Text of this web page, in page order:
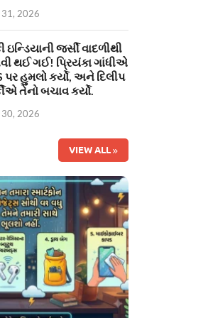
31, 2026
ઇન્ડિયાની જર્સી વાદળીથી
થઈ ગઈ! પ્રિયંકા ગાંધીએ
પર હુમલો કર્યો, અને દિલીપ
તેનો બચાવ કર્યો.
30, 2026
VIEW ALL